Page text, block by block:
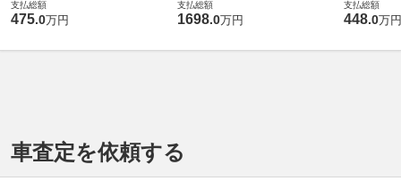
支払総額
475.0万円
支払総額
1698.0万円
支払総額
448.0万円
車査定を依頼する